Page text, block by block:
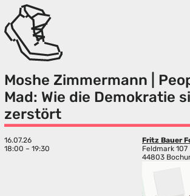
Moshe Zimmermann |
Mad: Wie die Demokratie
zerstört
16.07.26
18:00 – 19:30
Fritz Bauer
Feldmark 107
44803